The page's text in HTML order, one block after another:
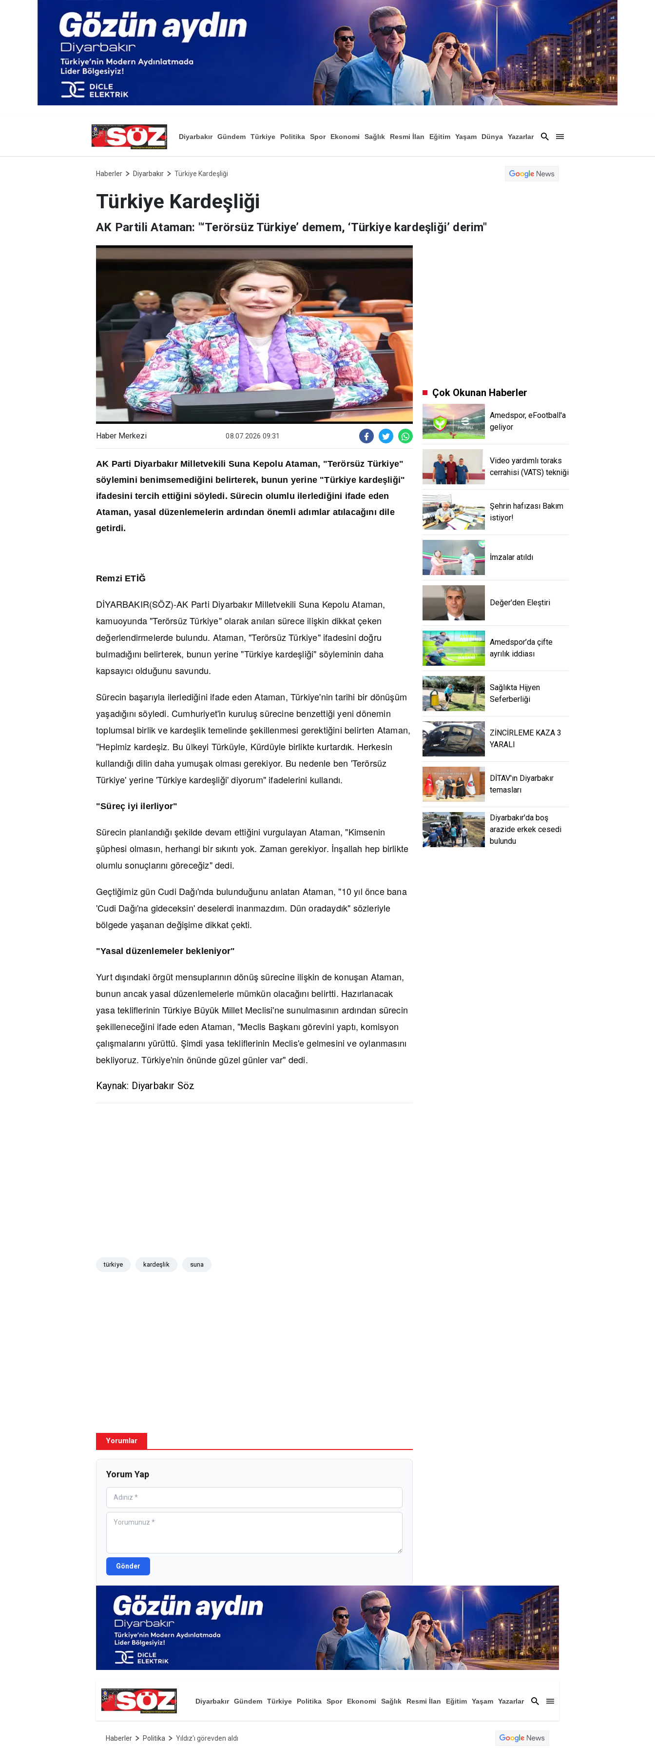
Diyarbakır Gündem Türkiye Politika Spor Ekonomi Sağlık Resmi İlan Eğitim Yaşam
Dünya
Yazarlar
Haberler Diyarbakır Türkiye Kardeşliği
Türkiye Kardeşliği
AK Partili Ataman: "‘Terörsüz Türkiye’ demem, ‘Türkiye kardeşliği’ derim"
Haber Merkezi 08.07.2026 09:31
AK Parti Diyarbakır Milletvekili Suna Kepolu Ataman, "Terörsüz Türkiye"
söylemini benimsemediğini belirterek, bunun yerine "Türkiye kardeşliği"
ifadesini tercih ettiğini söyledi. Sürecin olumlu ilerlediğini ifade eden
Ataman, yasal düzenlemelerin ardından önemli adımlar atılacağını dile
getirdi.
Remzi ETİĞ
DİYARBAKIR(SÖZ)-AK Parti Diyarbakır Milletvekili Suna Kepolu Ataman,
kamuoyunda "Terörsüz Türkiye" olarak anılan sürece ilişkin dikkat çeken
değerlendirmelerde bulundu. Ataman, "Terörsüz Türkiye" ifadesini doğru
bulmadığını belirterek, bunun yerine "Türkiye kardeşliği" söyleminin daha
kapsayıcı olduğunu savundu.
Sürecin başarıyla ilerlediğini ifade eden Ataman, Türkiye'nin tarihi bir dönüşüm
yaşadığını söyledi. Cumhuriyet'in kuruluş sürecine benzettiği yeni dönemin
toplumsal birlik ve kardeşlik temelinde şekillenmesi gerektiğini belirten Ataman,
"Hepimiz kardeşiz. Bu ülkeyi Türküyle, Kürdüyle birlikte kurtardık. Herkesin
kullandığı dilin daha yumuşak olması gerekiyor. Bu nedenle ben 'Terörsüz
Türkiye' yerine 'Türkiye kardeşliği' diyorum" ifadelerini kullandı.
"Süreç iyi ilerliyor"
Sürecin planlandığı şekilde devam ettiğini vurgulayan Ataman, "Kimsenin
şüphesi olmasın, herhangi bir sıkıntı yok. Zaman gerekiyor. İnşallah hep birlikte
olumlu sonuçlarını göreceğiz" dedi.
Geçtiğimiz gün Cudi Dağı'nda bulunduğunu anlatan Ataman, "10 yıl önce bana
'Cudi Dağı'na gideceksin' deselerdi inanmazdım. Dün oradaydık" sözleriyle
bölgede yaşanan değişime dikkat çekti.
"Yasal düzenlemeler bekleniyor"
Yurt dışındaki örgüt mensuplarının dönüş sürecine ilişkin de konuşan Ataman,
bunun ancak yasal düzenlemelerle mümkün olacağını belirtti. Hazırlanacak
yasa tekliflerinin Türkiye Büyük Millet Meclisi'ne sunulmasının ardından sürecin
şekilleneceğini ifade eden Ataman, "Meclis Başkanı görevini yaptı, komisyon
çalışmalarını yürüttü. Şimdi yasa tekliflerinin Meclis'e gelmesini ve oylanmasını
bekliyoruz. Türkiye'nin önünde güzel günler var" dedi.
Kaynak: Diyarbakır Söz
türkiye kardeşlik suna
Yorumlar
Yorum Yap
Gönder
Çok Okunan Haberler
Amedspor, eFootball'a
geliyor
Video yardımlı toraks
cerrahisi (VATS) tekniği
Şehrin hafızası Bakım
istiyor!
İmzalar atıldı
Değer'den Eleştiri
Amedspor’da çifte
ayrılık iddiası
Sağlıkta Hijyen
Seferberliği
ZİNCİRLEME KAZA 3
YARALI
DİTAV'ın Diyarbakır
temasları
Diyarbakır'da boş
arazide erkek cesedi
bulundu
Diyarbakır Gündem Türkiye Politika Spor Ekonomi Sağlık Resmi İlan Eğitim
Yaşam
Yazarlar
Haberler Politika Yıldız'ı görevden aldı